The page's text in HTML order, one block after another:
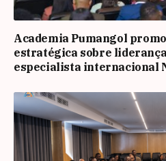
Academia Pumangol
estratégica sobre
especialista internacional